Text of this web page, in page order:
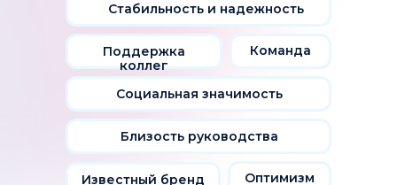
Известный бренд
Стабильность и надежность
Близость руководства
Поддержка
коллег
Команда
Социальная значимость
Оптимизм